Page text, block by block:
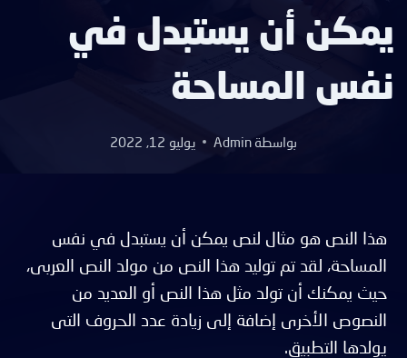
يمكن أن يستبدل في
نفس المساحة
بواسطة Admin يوليو 12, 2022
هذا النص هو مثال لنص يمكن أن يستبدل في نفس
المساحة، لقد تم توليد هذا النص من مولد النص العربى،
حيث يمكنك أن تولد مثل هذا النص أو العديد من
النصوص الأخرى إضافة إلى زيادة عدد الحروف التى
يولدها التطبيق.